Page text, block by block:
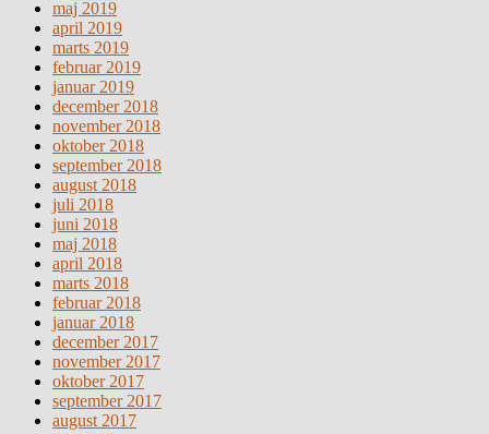
maj 2019
april 2019
marts 2019
februar 2019
januar 2019
december 2018
november 2018
oktober 2018
september 2018
august 2018
juli 2018
juni 2018
maj 2018
april 2018
marts 2018
februar 2018
januar 2018
december 2017
november 2017
oktober 2017
september 2017
august 2017